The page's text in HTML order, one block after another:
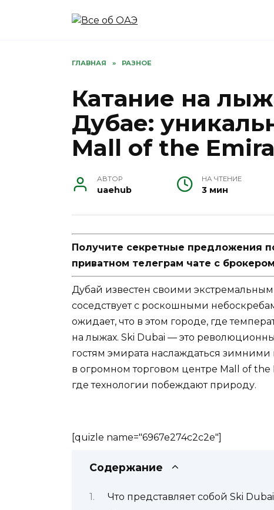
ГЛАВНАЯ » РАЗНОЕ
Катание на
Дубае:
Mall of the
АВТОР
uaehub
НА ЧТЕНИЕ
3 мин
Получите секретные
приватном телеграм чате с
Дубай известен своими
соседствует с роскошными
ожидает, что в этом городе, где
на лыжах. Ski Dubai — это
гостям эмирата наслаждаться
в огромном торговом центре Mall of
где технологии побеждают природу.
[quizle name="6967e274c2c2e"]
Содержание
Что представляет собой Ski